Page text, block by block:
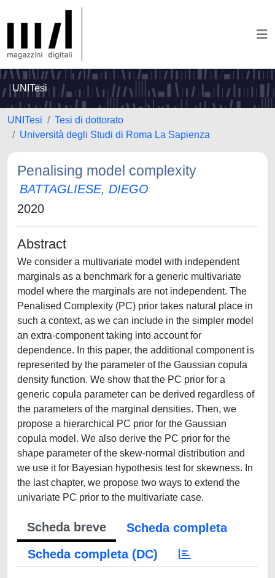
UNITesi
UNITesi
Tesi di dottorato
Università degli Studi di Roma La Sapienza
Penalising model complexity
BATTAGLIESE, DIEGO
2020
Abstract
We consider a multivariate model with independent
marginals as a benchmark for a generic multivariate
model where the marginals are not independent. The
Penalised Complexity (PC) prior takes natural place in
such a context, as we can include in the simpler model
an extra-component taking into account for
dependence. In this paper, the additional component is
represented by the parameter of the Gaussian copula
density function. We show that the PC prior for a
generic copula parameter can be derived regardless of
the parameters of the marginal densities. Then, we
propose a hierarchical PC prior for the Gaussian
copula model. We also derive the PC prior for the
shape parameter of the skew-normal distribution and
we use it for Bayesian hypothesis test for skewness. In
the last chapter, we propose two ways to extend the
univariate PC prior to the multivariate case.
Scheda breve
Scheda completa
Scheda completa (DC)